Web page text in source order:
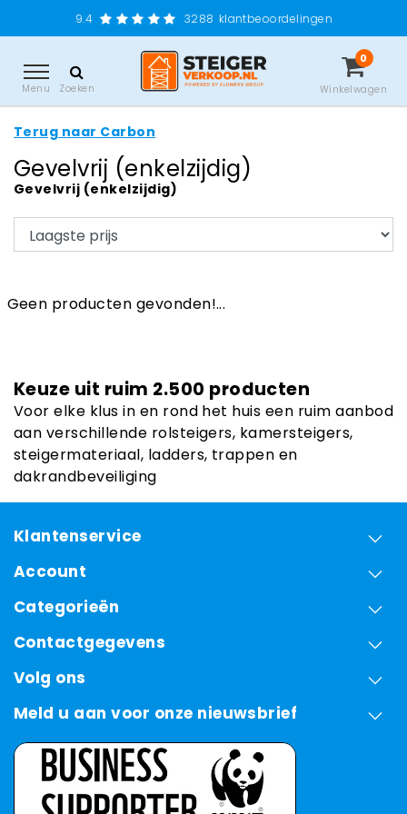
3288 klantbeoordelingen
Menu Zoeken
0
Winkelwagen
Terug naar Carbon
Gevelvrij (enkelzijdig)
Gevelvrij (enkelzijdig)
Geen producten gevonden!...
Keuze uit ruim 2.500 producten
Voor elke klus in en rond het huis een ruim aanbod
aan verschillende rolsteigers, kamersteigers,
steigermateriaal, ladders, trappen en
dakrandbeveiliging
Klantenservice
Account
Categorieën
Contactgegevens
Volg ons
Meld u aan voor onze nieuwsbrief